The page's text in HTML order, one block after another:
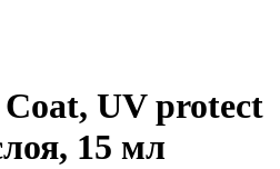
UV protect
15 мл